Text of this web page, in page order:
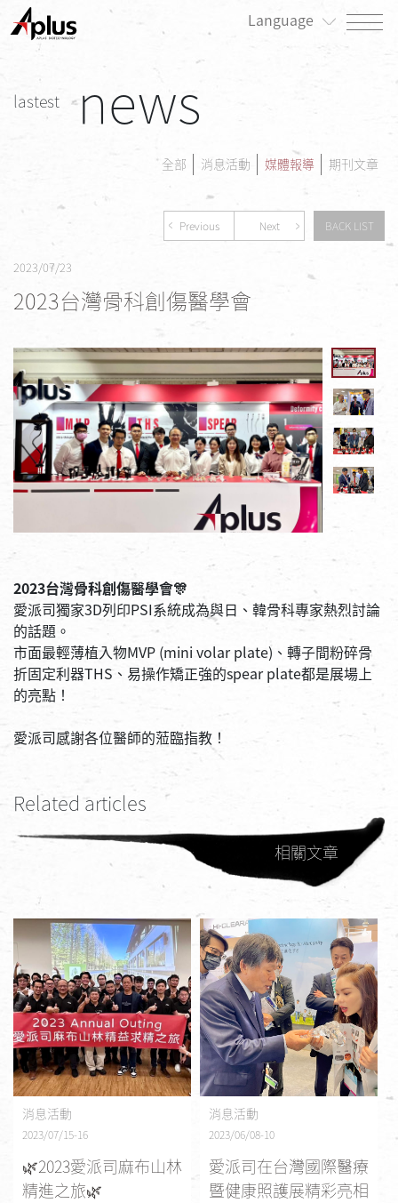
Language
最新消息
產品專區
患者專區
投資人/公司治理專區
聯絡我們
lastest news
全部 消息活動 媒體報導 期刊文章
Previous Next BACK LIST
2023/07/23
2023台灣骨科創傷醫學會
2023台灣骨科創傷醫學會🎊
愛派司獨家3D列印PSI系統成為與日、韓骨科專家熱烈討論
的話題。
市面最輕薄植入物MVP (mini volar plate)、轉子間粉碎骨
折固定利器THS、易操作矯正強的spear plate都是展場上
的亮點！
愛派司感謝各位醫師的蒞臨指教！
Related articles
相關文章
消息活動
2023/07/15-16
🌿2023愛派司麻布山林
精進之旅🌿
消息活動
2023/06/08-10
愛派司在台灣國際醫療
暨健康照護展精彩亮相